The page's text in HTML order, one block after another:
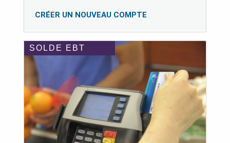
CRÉER UN NOUVEAU COMPTE
SOLDE EBT